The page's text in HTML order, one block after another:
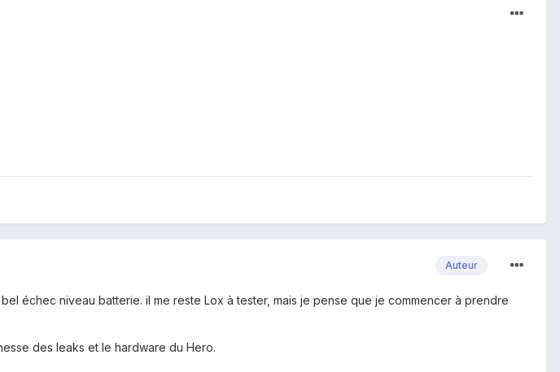
Auteur
échec niveau batterie. il me reste Lox à tester, mais je pense que je commencer à prendre
des leaks et le hardware du Hero.